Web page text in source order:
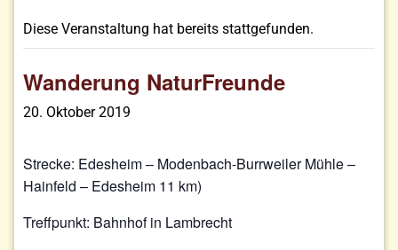
Diese Veranstaltung hat bereits stattgefunden.
Wanderung NaturFreunde
20. Oktober 2019
Strecke: Edesheim – Modenbach-Burrweiler Mühle –
Hainfeld – Edesheim 11 km)
Treffpunkt: Bahnhof in Lambrecht